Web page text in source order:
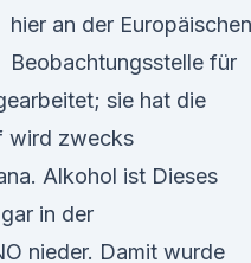
hier an der Europäischen
Beobachtungsstelle für
sie hat die
wird zwecks
Alkohol ist Dieses
in der
nieder. Damit wurde